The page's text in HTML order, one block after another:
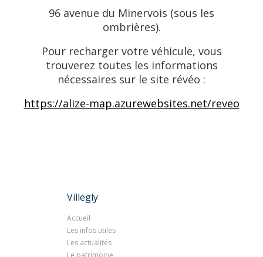
96 avenue du Minervois (sous les
ombrières).
Pour recharger votre véhicule, vous
trouverez toutes les informations
nécessaires sur le site révéo :
https://alize-map.azurewebsites.net/reveo
Villegly
Accueil
Les infos utiles
Les actualités
Le patrimoine